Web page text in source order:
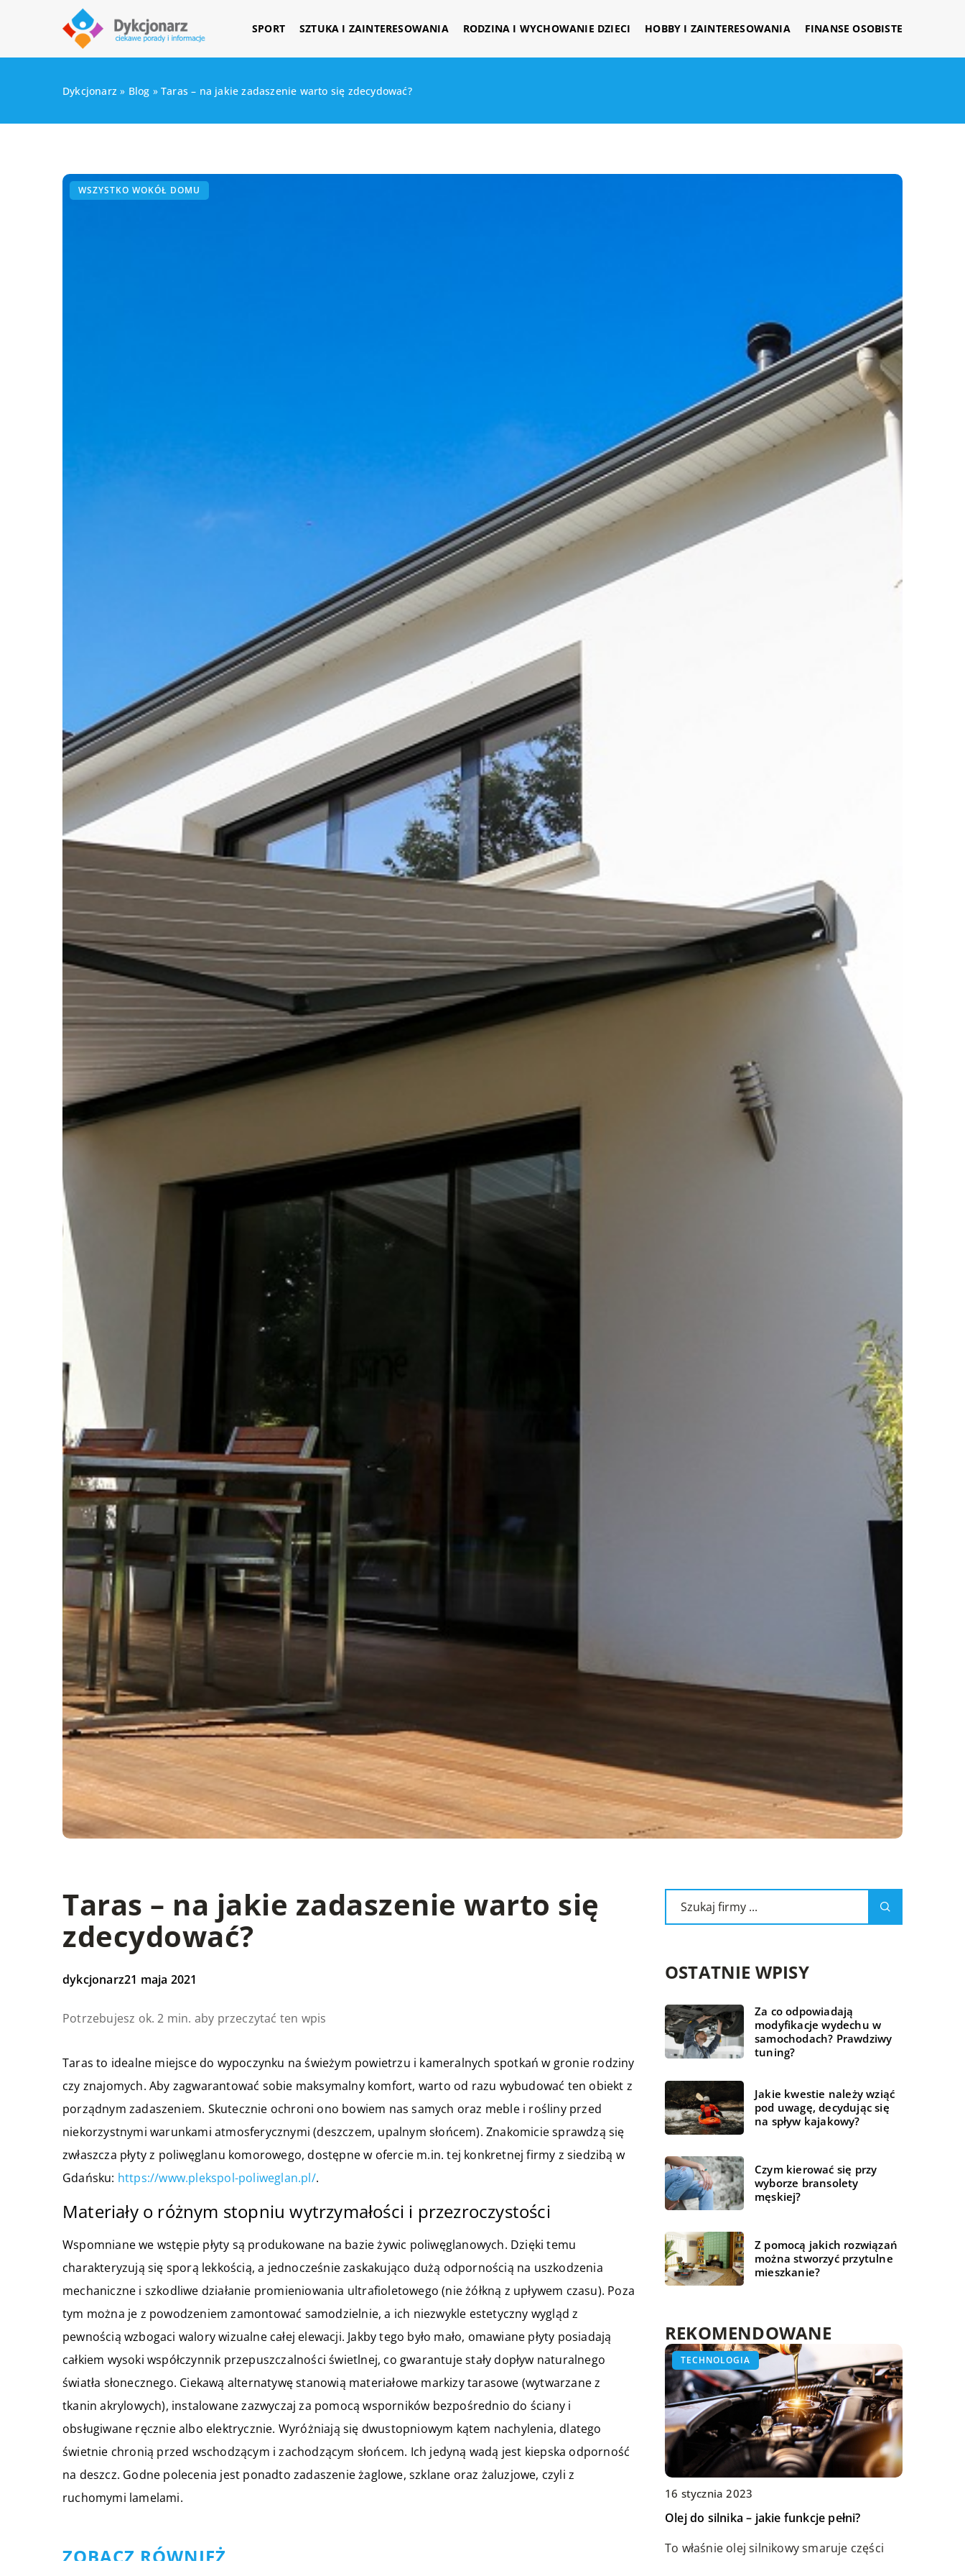
SPORT SZTUKA I ZAINTERESOWANIA RODZINA I WYCHOWANIE DZIECI HOBBY I ZAINTERESOWANIA FINANSE OSOBISTE
Dykcjonarz » Blog »Taras – na jakie zadaszenie warto się zdecydować?
WSZYSTKO WOKÓŁ DOMU
Taras – na jakie zadaszenie warto się
zdecydować?
dykcjonarz21 maja 2021
Potrzebujesz ok. 2 min. aby przeczytać ten wpis
Taras to idealne miejsce do wypoczynku na świeżym powietrzu i kameralnych spotkań w gronie rodziny
czy znajomych. Aby zagwarantować sobie maksymalny komfort, warto od razu wybudować ten obiekt z
porządnym zadaszeniem. Skutecznie ochroni ono bowiem nas samych oraz meble i rośliny przed
niekorzystnymi warunkami atmosferycznymi (deszczem, upalnym słońcem). Znakomicie sprawdzą się
zwłaszcza płyty z poliwęglanu komorowego, dostępne w ofercie m.in. tej konkretnej firmy z siedzibą w
Gdańsku: https://www.plekspol-poliweglan.pl/.
Materiały o różnym stopniu wytrzymałości i przezroczystości
Wspomniane we wstępie płyty są produkowane na bazie żywic poliwęglanowych. Dzięki temu
charakteryzują się sporą lekkością, a jednocześnie zaskakująco dużą odpornością na uszkodzenia
mechaniczne i szkodliwe działanie promieniowania ultrafioletowego (nie żółkną z upływem czasu). Poza
tym można je z powodzeniem zamontować samodzielnie, a ich niezwykle estetyczny wygląd z
pewnością wzbogaci walory wizualne całej elewacji. Jakby tego było mało, omawiane płyty posiadają
całkiem wysoki współczynnik przepuszczalności świetlnej, co gwarantuje stały dopływ naturalnego
światła słonecznego. Ciekawą alternatywę stanowią materiałowe markizy tarasowe (wytwarzane z
tkanin akrylowych), instalowane zazwyczaj za pomocą wsporników bezpośrednio do ściany i
obsługiwane ręcznie albo elektrycznie. Wyróżniają się dwustopniowym kątem nachylenia, dlatego
świetnie chronią przed wschodzącym i zachodzącym słońcem. Ich jedyną wadą jest kiepska odporność
na deszcz. Godne polecenia jest ponadto zadaszenie żaglowe, szklane oraz żaluzjowe, czyli z
ruchomymi lamelami.
ZOBACZ RÓWNIEŻ
OSTATNIE WPISY
Za co odpowiadają
modyfikacje wydechu w
samochodach? Prawdziwy
tuning?
Jakie kwestie należy wziąć
pod uwagę, decydując się
na spływ kajakowy?
Czym kierować się przy
wyborze bransolety
męskiej?
Z pomocą jakich rozwiązań
można stworzyć przytulne
mieszkanie?
REKOMENDOWANE
ZDROWE ŻYCIE
19 sierpnia 2021
Dlaczego warto jeść makaron na diecie?
TECHNOLOGIA
16 stycznia 2023
Olej do silnika – jakie funkcje pełni?
To właśnie olej silnikowy smaruje części
ŻYCIE I STYL
17 marca 2021
Delikatny naszyjnik – do jakiej stylizacji go